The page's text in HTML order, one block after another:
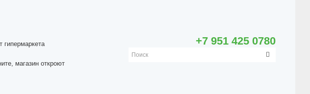
гипермаркета
магазин откроют
+7 951 425 0780